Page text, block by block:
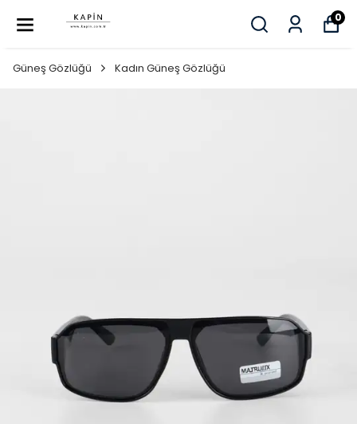
0
Güneş Gözlüğü Kadın Güneş Gözlüğü